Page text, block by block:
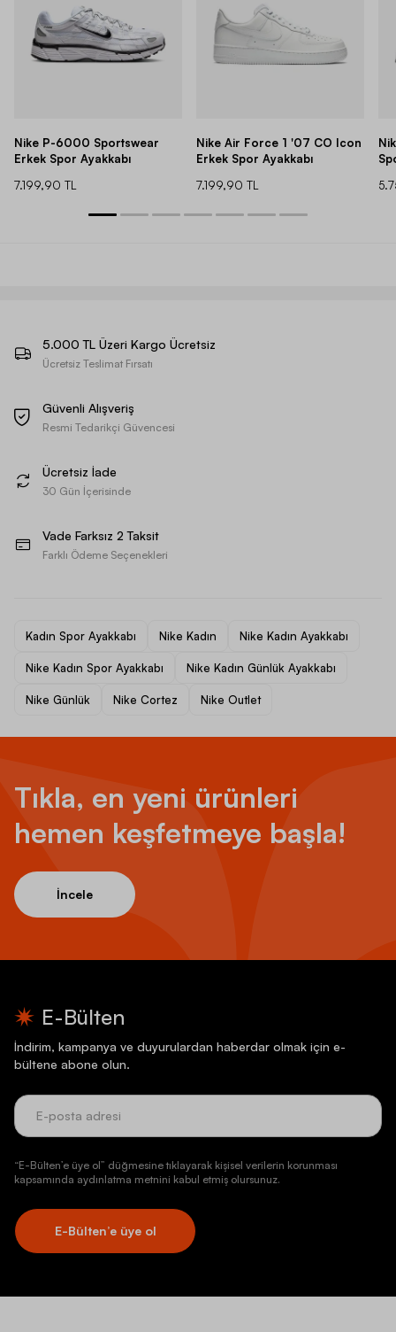
Nike P-6000 Sportswear
Erkek Spor Ayakkabı
7.199,90 TL
Nike Air Force 1 '07 CO Icon
Erkek Spor Ayakkabı
7.199,90 TL
5.000 TL Üzeri Kargo Ücretsiz
Ücretsiz Teslimat Fırsatı
Güvenli Alışveriş
Resmi Tedarikçi Güvencesi
Ücretsiz İade
30 Gün İçerisinde
Vade Farksız 2 Taksit
Farklı Ödeme Seçenekleri
Kadın Spor Ayakkabı Nike Kadın Nike Kadın Ayakkabı
Nike Kadın Spor Ayakkabı Nike Kadın Günlük Ayakkabı
Nike Günlük Nike Cortez Nike Outlet
Tıkla, en yeni ürünleri
hemen keşfetmeye başla!
İncele
E-Bülten
İndirim, kampanya ve duyurulardan haberdar olmak için e-
bültene abone olun.
“E-Bülten’e üye ol” düğmesine tıklayarak kişisel verilerin korunması
kapsamında aydınlatma metnini kabul etmiş olursunuz.
E-Bülten’e üye ol